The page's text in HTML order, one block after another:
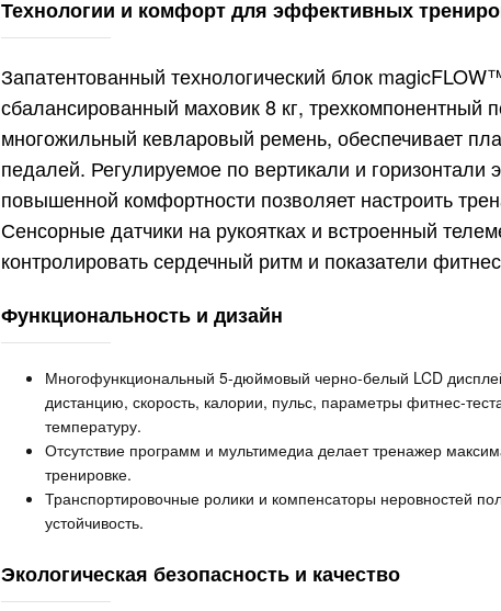
Технологии и комфорт для эффективных
Запатентованный технологический блок
сбалансированный маховик 8 кг,
многожильный кевларовый ремень, обеспечивает
педалей. Регулируемое по вертикали и горизонтали
повышенной комфортности позволяет настроить
Сенсорные датчики на рукоятках и встроенный
контролировать сердечный ритм и показатели
Функциональность и дизайн
Многофункциональный 5-дюймовый черно-белый LCD
дистанцию, скорость, калории, пульс, параметры фитнес-
температуру.
Отсутствие программ и мультимедиа делает тренажер
тренировке.
Транспортировочные ролики и компенсаторы неровностей
устойчивость.
Экологическая безопасность и качество